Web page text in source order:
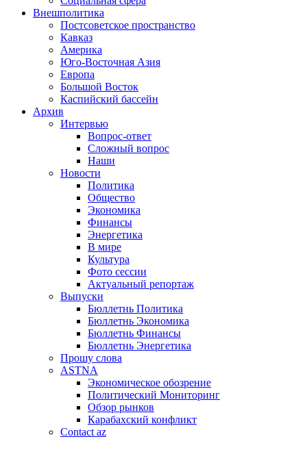
Внешполитика
Постсоветское пространство
Кавказ
Америка
Юго-Восточная Азия
Европа
Большой Восток
Каспийский бассейн
Архив
Интервью
Вопрос-ответ
Сложный вопрос
Наши
Новости
Политика
Общество
Экономика
Финансы
Энергетика
В мире
Культура
Фото сессии
Актуальный репортаж
Выпуски
Бюллетнь Политика
Бюллетнь Экономика
Бюллетнь Финансы
Бюллетнь Энергетика
Прошу слова
ASTNA
Экономическое обозрение
Политический Мониторинг
Обзор рынков
Карабахский конфликт
Contact az